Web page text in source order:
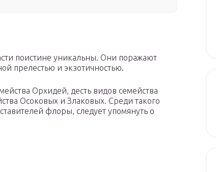
поистине уникальны. Они поражают
прелестью и экзотичностью.
Орхидей, десть видов семейства
Осоковых и Злаковых. Среди такого
флоры, следует упомянуть о